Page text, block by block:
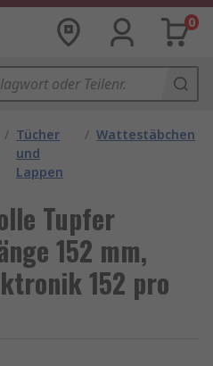
0
/ Tücher
und
Lappen
/ Wattestäbchen
Tupfer
152 mm,
152 pro